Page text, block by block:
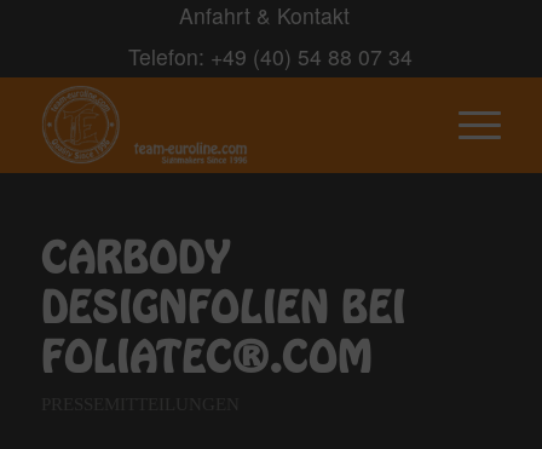
Anfahrt & Kontakt
Telefon: +49 (40) 54 88 07 34
CARBODY
DESIGNFOLIEN BEI
FOLIATEC®.COM